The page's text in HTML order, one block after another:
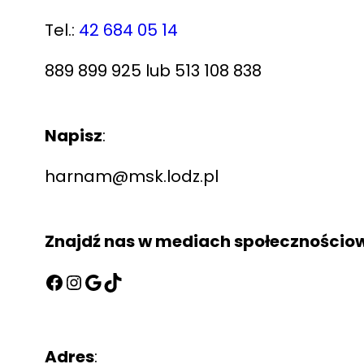
Tel.: 42 684 05 14
889 899 925 lub 513 108 838
Napisz:
harnam@msk.lodz.pl
Znajdź nas w mediach
Adres: